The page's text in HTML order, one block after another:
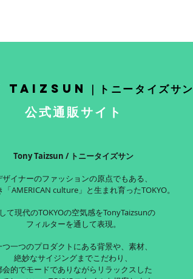
｜トニータイズサン
公式通販サイト
Tony Taizsun / トニータイズサン
ザイナーのファッションの原点でもある、
「AMERICAN culture」と生まれ育ったTOKYO。
て現代のTOKYOの空気感をTonyTaizsunの
フィルターを通して表現。
つ一つのプロダクトにある背景や、素材、
絶妙なサイジングまでこだわり、
会的でモードでありながらリラックスした